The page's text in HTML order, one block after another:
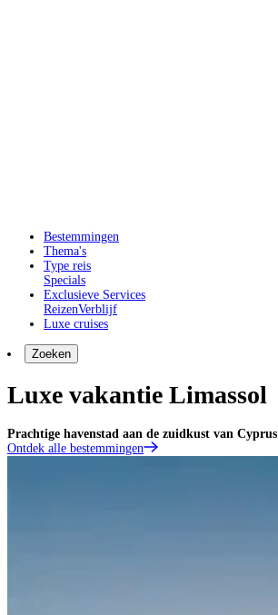
Bestemmingen
Thema's
Type reis
Specials
Exclusieve Services
ReizenVerblijf
Luxe cruises
Zoeken
Luxe vakantie Limassol
Prachtige havenstad aan de zuidkust van Cyprus
Ontdek alle bestemmingen